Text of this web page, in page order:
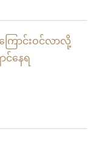
ြောင်းဝင်လာလို့
င်နေရ